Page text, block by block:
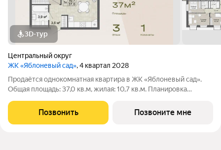
3D-тур
Центральный округ
ЖК «Яблоневый сад», 4 квартал 2028
Продаётся однокомнатная квартира в ЖК «Яблоневый сад».
Общая площадь: 37,0 кв.м, жилая: 10,7 кв.м. Планировка
прихожую 3,6 кв.м. Санузел 3,9 кв.м. Также есть балкон
площадью 2,6 кв.м. Квартира в
Позвонить Позвоните мне